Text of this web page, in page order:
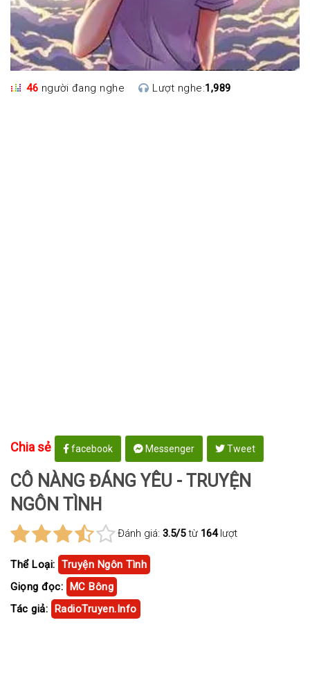
46 người đang nghe Lượt nghe:1,989
Chia sẻ facebook Messenger Tweet
CÔ NÀNG ĐÁNG YÊU - TRUYỆN
NGÔN TÌNH
Đánh giá: 3.5/5từ 164lượt
Thể Loại: Truyện Ngôn Tình
Giọng đọc: MC Bông
Tác giả: RadioTruyen.Info